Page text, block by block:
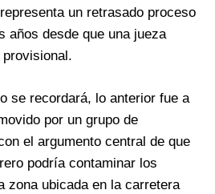
un retrasado proceso
años desde que una jueza
se recordará, lo anterior fue a
por un grupo de
el argumento central de que
podría contaminar los
zona ubicada en la carretera